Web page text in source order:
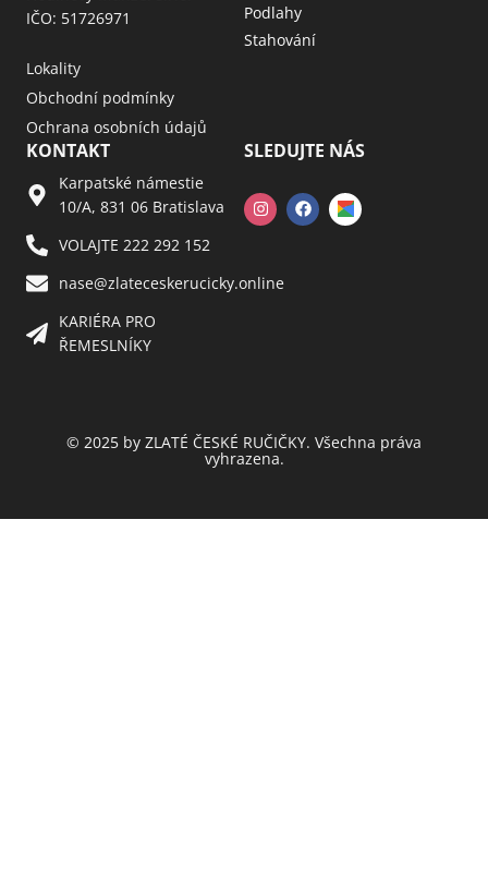
IČO: 51726971
Lokality
Obchodní podmínky
Ochrana osobních údajů
Podlahy
Stahování
KONTAKT
Karpatské námestie
10/A, 831 06 Bratislava
VOLAJTE 222 292 152
nase@zlateceskerucicky.online
KARIÉRA PRO
ŘEMESLNÍKY
SLEDUJTE NÁS
© 2025 by ZLATÉ ČESKÉ RUČIČKY. Všechna práva
vyhrazena.